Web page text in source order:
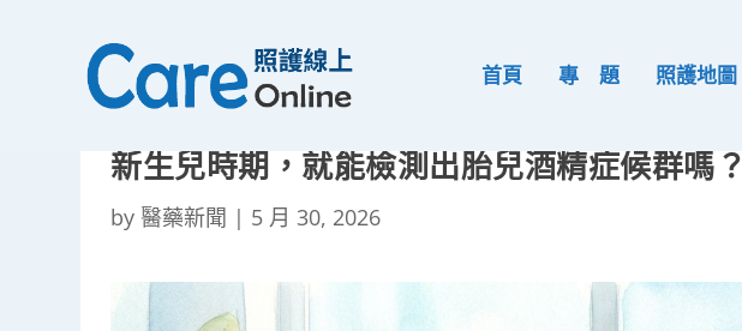
首頁 專 題 照護地圖
新生兒時期，就能檢測出胎兒酒精症候群嗎？
by 醫藥新聞 | 5 月 30, 2026